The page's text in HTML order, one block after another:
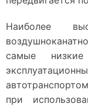
Наиболее
самые
при